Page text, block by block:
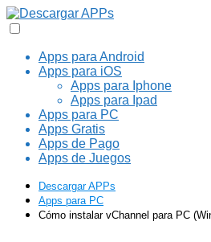
Apps para Android
Apps para iOS
Apps para Iphone
Apps para Ipad
Apps para PC
Apps Gratis
Apps de Pago
Apps de Juegos
Descargar APPs
Apps para PC
Cómo instalar vChannel para PC